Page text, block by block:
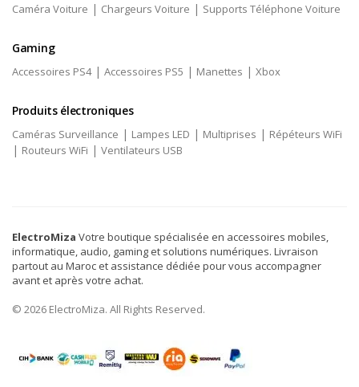
Caméra Voiture | Chargeurs Voiture | Supports Téléphone Voiture
Gaming
Accessoires PS4| Accessoires PS5 | Manettes | Xbox
Produits électroniques
Caméras Surveillance | Lampes LED | Multiprises | Répéteurs WiFi
| Routeurs WiFi | Ventilateurs USB
ElectroMiza Votre boutique spécialisée en accessoires mobiles,
informatique, audio, gaming et solutions numériques. Livraison
partout au Maroc et assistance dédiée pour vous accompagner
avant et après votre achat.
© 2026 ElectroMiza. All Rights Reserved.